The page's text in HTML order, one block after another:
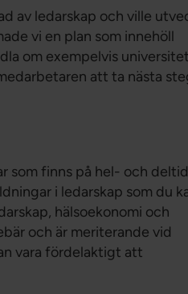
av ledarskap och ville
vi en plan som innehöll
om exempelvis
att ta nästa
som finns på hel- och
i ledarskap som du
hälsoekonomi och
och är meriterande vid
vara fördelaktigt att